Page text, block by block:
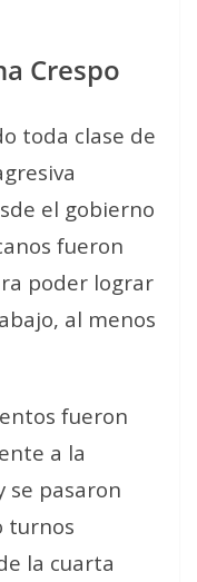
Crespo
toda clase de
el gobierno
fueron
poder lograr
al menos
fueron
a la
se pasaron
turnos
la cuarta